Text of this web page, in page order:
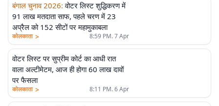
बंगाल चुनाव 2026: वोटर लिस्ट शुद्धिकरण में
91 लाख मतदाता साफ, पहले चरण में 23
अप्रैल को 152 सीटों पर महामुकाबला
कोलकाता > 8:59 PM. 7 Apr
वोटर लिस्ट पर सुप्रीम कोर्ट का आधी रात
वाला अल्टीमेटम, आज ही होगा 60 लाख दावों
पर फैसला
कोलकाता > 8:11 PM. 6 Apr